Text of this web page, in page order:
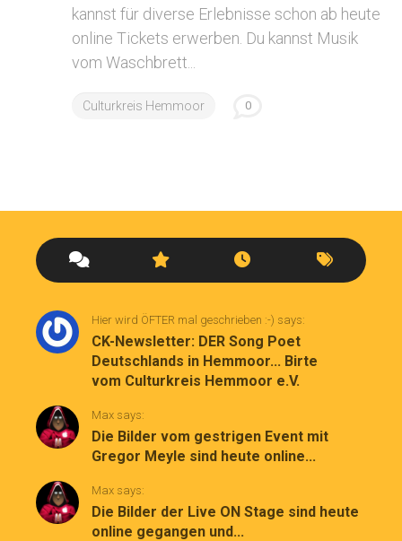
kannst für diverse Erlebnisse schon ab heute
online Tickets erwerben. Du kannst Musik
vom Waschbrett...
Culturkreis Hemmoor 0
Hier wird ÖFTER mal geschrieben :-) says:
CK-Newsletter: DER Song Poet
Deutschlands in Hemmoor... Birte
vom Culturkreis Hemmoor e.V.
Max says:
Die Bilder vom gestrigen Event mit
Gregor Meyle sind heute online...
Max says:
Die Bilder der Live ON Stage sind heute
online gegangen und...